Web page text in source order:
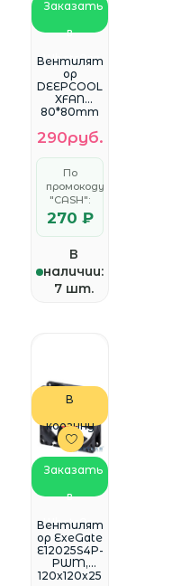
Заказать
в
WhatsApp
Вентилят
ор
DEEPCOOL
XFAN
80*80mm
290руб.
По
промокоду
"CASH":
270 ₽
В
наличии:
7 шт.
В
корзину
Заказать
в
WhatsApp
Вентилят
ор ExeGate
E12025S4P-
PWM,
120x120x25